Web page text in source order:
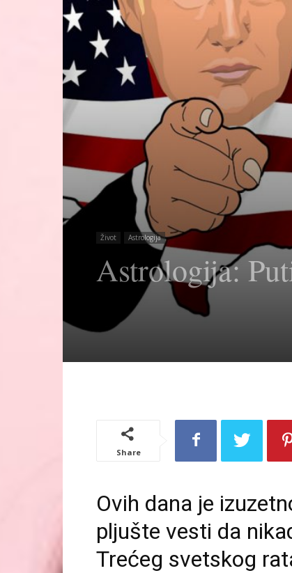
Život Astrologija
Astrologija:
Share
Ovih dana je
pljušte vesti da
Trećeg svetskog